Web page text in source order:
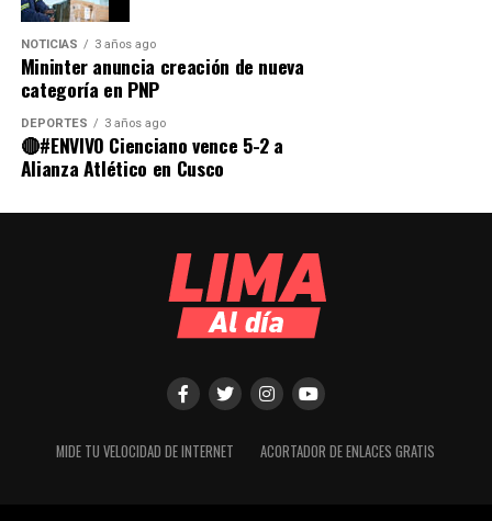
NOTICIAS 3 años ago
Mininter anuncia creación de nueva
categoría en PNP
DEPORTES 3 años ago
🔴#ENVIVO Cienciano vence 5-2 a
Alianza Atlético en Cusco
MIDE TU VELOCIDAD DE INTERNET ACORTADOR DE ENLACES GRATIS